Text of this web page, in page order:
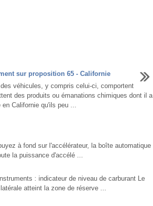
sur proposition 65 - Californie
des véhicules, y compris celui-ci, comportent
des produits ou émanations chimiques dont il a
en Californie qu'ils peu ...
à fond sur l'accélérateur, la boîte automatique
la puissance d'accélé ...
: indicateur de niveau de carburant Le
atteint la zone de réserve ...